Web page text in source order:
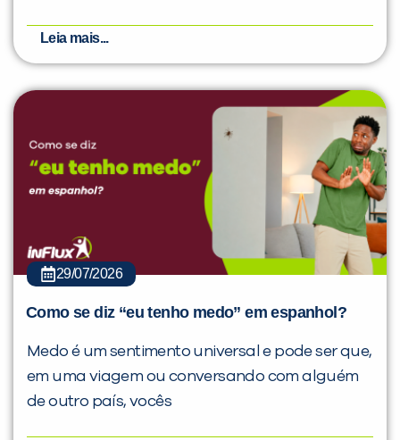
Leia mais...
29/07/2026
Como se diz “eu tenho medo” em espanhol?
Medo é um sentimento universal e pode ser que,
em uma viagem ou conversando com alguém
de outro país, vocês